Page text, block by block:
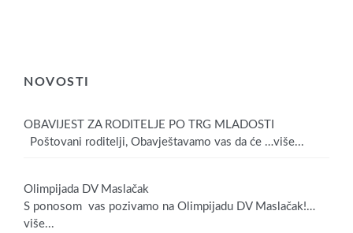
NOVOSTI
OBAVIJEST ZA RODITELJE PO TRG MLADOSTI
Poštovani roditelji, Obavještavamo vas da će …više...
Olimpijada DV Maslačak
S ponosom vas pozivamo na Olimpijadu DV Maslačak!…
više...